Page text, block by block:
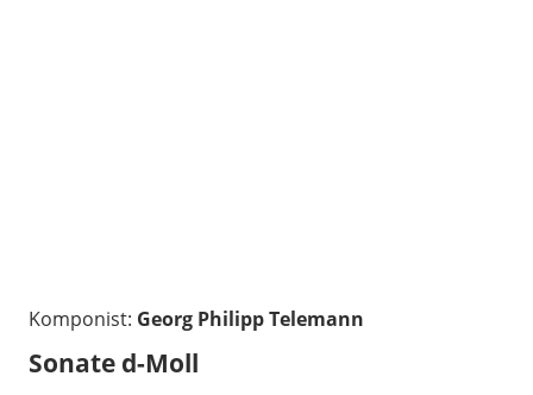
Komponist: Georg Philipp Telemann
Sonate d-Moll